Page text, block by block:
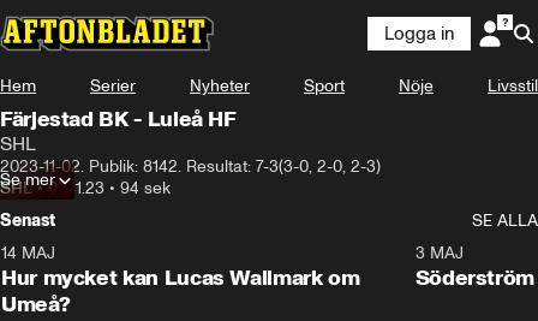
Logga in
Hem Serier Nyheter Sport Nöje Livsstil
Färjestad BK - Luleå HF
SHL
2023-11-02. Publik: 8142. Resultat: 7-3(3-0, 2-0, 2-3)
SHL•02.11.23 • 94 sek
Se mer
Senast
SE ALLA
Plus
14 MAJ
Hur mycket kan Lucas Wallmark om
Umeå?
3 MAJ